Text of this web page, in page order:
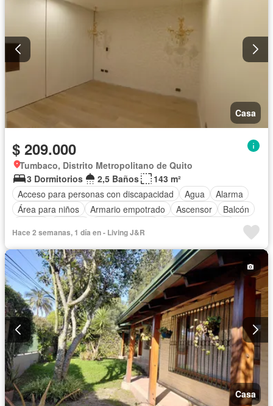
Casa
$ 209.000
Tumbaco, Distrito Metropolitano de Quito
3 Dormitorios
2,5 Baños
143 m²
Acceso para personas con discapacidad
Agua
Alarma
Área para niños
Armario empotrado Ascensor
Balcón
Electricidad
Estacionamiento
Garita de guardianía
Internet Jardín
Piscina
Conserje
Seguridad Terraza Vista panorámica
Parcialmente amoblado
Hace 2 semanas, 1 día en - Living J&R
Casa